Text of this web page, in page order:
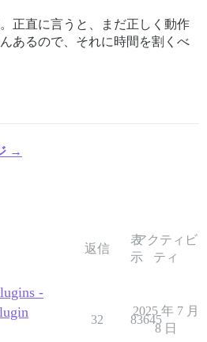
正直に言うと、まだ正しく動作
あるので、それに時間を割くべ
→
返信
表
示
アクティビ
ティ
-
32 83645
2025 年 7 月
8 日